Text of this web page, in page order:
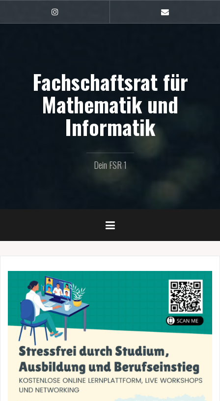
springen
FSR1
auf
E-
Mail
Fachschaftsrat für
Mathematik und
Informatik
Dein FSR 1